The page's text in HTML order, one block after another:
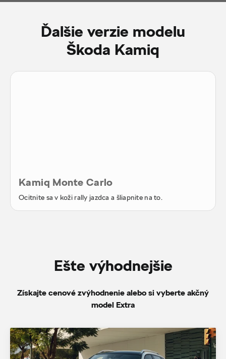
Ďalšie verzie modelu
Škoda Kamiq
Kamiq Monte Carlo
Ocitnite sa v koži rally jazdca a šliapnite na to.
Ešte výhodnejšie
Získajte cenové zvýhodnenie alebo si vyberte akčný
model Extra